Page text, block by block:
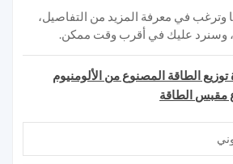
وترغب في معرفة المزيد من التفاصيل،
وسنرد عليك في أقرب وقت ممكن.
الطاقة المصنوع من الألومنيوم
الطاقة